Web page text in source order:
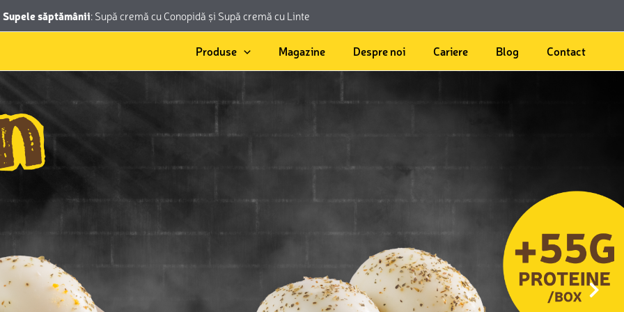
Supele săptămânii:Supă cremă cu Conopidă și Supă cremă cu Linte
Produse Magazine Despre noi Cariere Blog Contact